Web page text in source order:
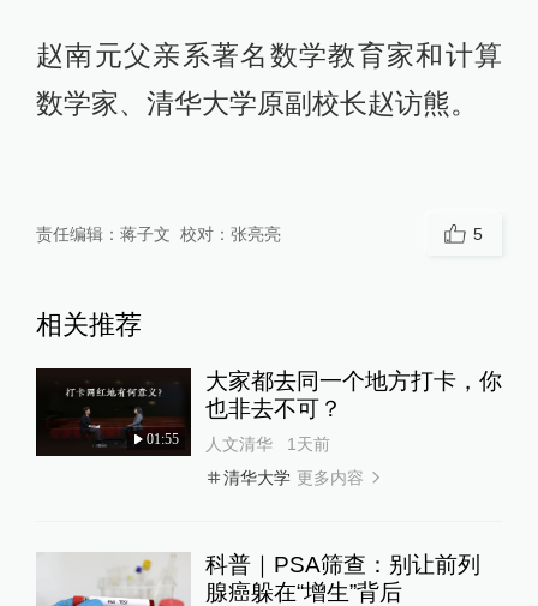
赵南元父亲系著名数学教育家和计算
数学家、清华大学原副校长赵访熊。
责任编辑： 蒋子文 校对： 张亮亮 5
相关推荐
01:55
大家都去同一个地方打卡，你
也非去不可？
人文清华
1天前
清华大学 更多内容
科普｜PSA筛查：别让前列
腺癌躲在“增生”背后